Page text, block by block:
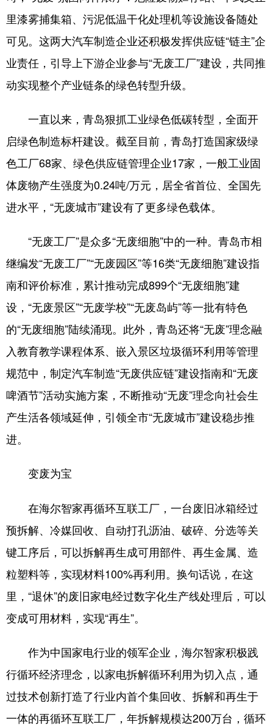
里漆雾捕集箱、污泥低温干化处理机等设施设备随处
可见。这两大汽车制造企业还积极发挥供应链“链主”企
业责任，引导上下游企业参与“无废工厂”建设，共同推
动实现整个产业链条的绿色转型升级。
一直以来，青岛狠抓工业绿色低碳转型，全面开
启绿色制造标杆建设。截至目前，青岛打造国家级绿
色工厂68家、绿色供应链管理企业17家，一般工业固
体废物产生强度为0.24吨/万元，居全省首位、全国先
进水平，“无废城市”建设有了更多绿色载体。
“无废工厂”是众多“无废细胞”中的一种。青岛市相
继编发“无废工厂”“无废园区”等16类“无废细胞”建设指
南和评价标准，累计推动完成899个“无废细胞”建
设，“无废景区”“无废学校”“无废岛屿”等一批有特色
的“无废细胞”陆续涌现。此外，青岛还将“无废”理念融
入教育教学课程体系、嵌入景区垃圾循环利用等管理
规范中，制定汽车制造“无废供应链”建设指南和“无废
啤酒节”活动实施方案，不断推动“无废”理念向社会生
产生活各领域延伸，引领全市“无废城市”建设稳步推
进。
变废为宝
在海尔智家再循环互联工厂，一台废旧冰箱经过
预拆解、冷媒回收、自动打孔沥油、破碎、分选等关
键工序后，可以拆解再生成可用部件、再生金属、造
粒塑料等，实现材料100%再利用。换句话说，在这
里，“退休”的废旧家电经过数字化生产线处理后，可以
变成可用材料，实现“再生”。
作为中国家电行业的领军企业，海尔智家积极践
行循环经济理念，以家电拆解循环利用为切入点，通
过技术创新打造了行业内首个集回收、拆解和再生于
一体的再循环互联工厂，年拆解规模达200万台，循环